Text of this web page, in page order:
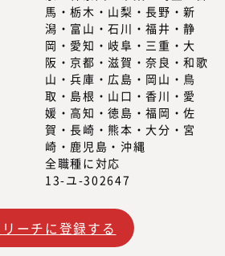
ォームとして、多くのプロ
材の働き方や、企業でのプ
人材の採用・活用を見てき
フラットな目線で「本当に
」を提供していきたいと思
れる情報」を提供するため
欲しい情報を提供するので
線で調査・研究をした情報
あります。
き方を実践したり、新規事
／リスキリング、サステナ
馬・栃木・山梨・長野・新
潟・富山・石川・福井・静
岡・愛知・岐阜・三重・大
阪・京都・滋賀・奈良・和歌
山・兵庫・広島・岡山・鳥
取・島根・山口・香川・愛
媛・高知・徳島・福岡・佐
賀・長崎・熊本・大分・宮
崎・鹿児島・沖縄
全職種に対応
13-ユ-302647
リーチに登録する